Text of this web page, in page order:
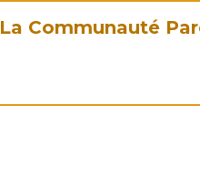
La Communauté